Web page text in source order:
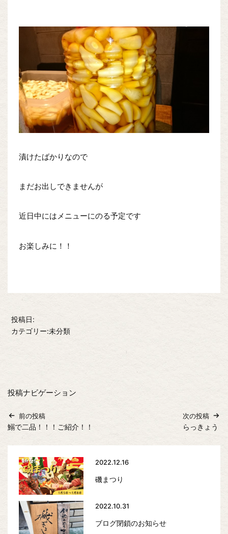
漬けたばかりなので
まだお出しできませんが
近日中にはメニューにのる予定です
お楽しみに！！
投稿日:
カテゴリー:未分類
投稿ナビゲーション
前の投稿
鰯で二品！！！ご紹介！！
次の投稿
らっきょう
2022.12.16
磯まつり
2022.10.31
ブログ閉鎖のお知らせ